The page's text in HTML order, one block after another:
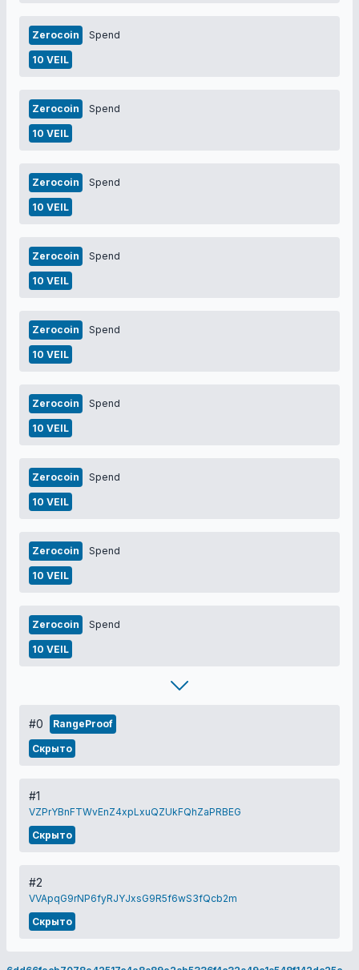
Zerocoin Spend
10 VEIL
Zerocoin Spend
10 VEIL
Zerocoin Spend
10 VEIL
Zerocoin Spend
10 VEIL
Zerocoin Spend
10 VEIL
Zerocoin Spend
10 VEIL
Zerocoin Spend
10 VEIL
Zerocoin Spend
10 VEIL
Zerocoin Spend
10 VEIL
#0 RangeProof
Скрыто
#1
VZPrYBnFTWvEnZ4xpLxuQZUkFQhZaPRBEG
Скрыто
#2
VVApqG9rNP6fyRJYJxsG9R5f6wS3fQcb2m
Скрыто